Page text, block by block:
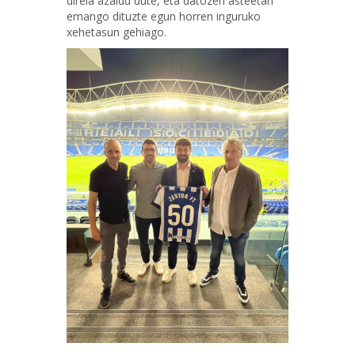
emango dituzte egun horren inguruko
xehetasun gehiago.